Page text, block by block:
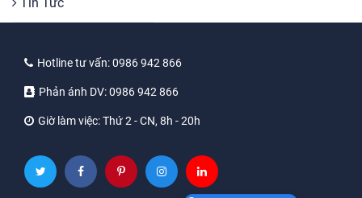
Hotline tư vấn:0986 942 866
Phản ánh DV:0986 942 866
Giờ làm việc:Thứ 2 - CN, 8h - 20h